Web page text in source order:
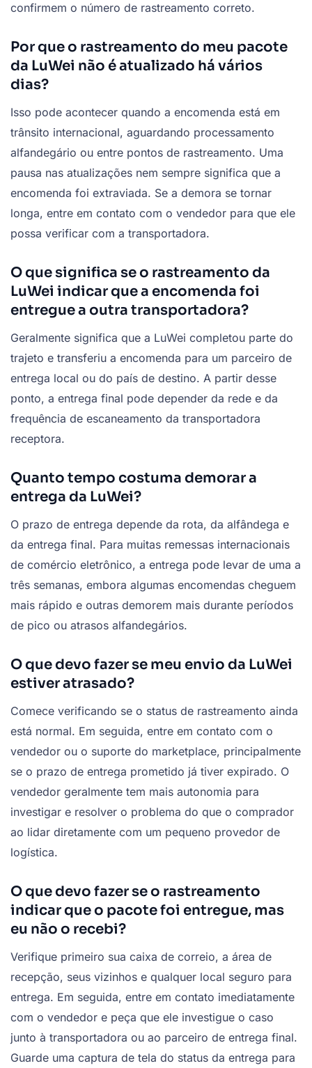
confirmem o número de rastreamento correto.
Por que o rastreamento do meu pacote
da LuWei não é atualizado há vários
dias?
Isso pode acontecer quando a encomenda está em
trânsito internacional, aguardando processamento
alfandegário ou entre pontos de rastreamento. Uma
pausa nas atualizações nem sempre significa que a
encomenda foi extraviada. Se a demora se tornar
longa, entre em contato com o vendedor para que ele
possa verificar com a transportadora.
O que significa se o rastreamento da
LuWei indicar que a encomenda foi
entregue a outra transportadora?
Geralmente significa que a LuWei completou parte do
trajeto e transferiu a encomenda para um parceiro de
entrega local ou do país de destino. A partir desse
ponto, a entrega final pode depender da rede e da
frequência de escaneamento da transportadora
receptora.
Quanto tempo costuma demorar a
entrega da LuWei?
O prazo de entrega depende da rota, da alfândega e
da entrega final. Para muitas remessas internacionais
de comércio eletrônico, a entrega pode levar de uma a
três semanas, embora algumas encomendas cheguem
mais rápido e outras demorem mais durante períodos
de pico ou atrasos alfandegários.
O que devo fazer se meu envio da LuWei
estiver atrasado?
Comece verificando se o status de rastreamento ainda
está normal. Em seguida, entre em contato com o
vendedor ou o suporte do marketplace, principalmente
se o prazo de entrega prometido já tiver expirado. O
vendedor geralmente tem mais autonomia para
investigar e resolver o problema do que o comprador
ao lidar diretamente com um pequeno provedor de
logística.
O que devo fazer se o rastreamento
indicar que o pacote foi entregue, mas
eu não o recebi?
Verifique primeiro sua caixa de correio, a área de
recepção, seus vizinhos e qualquer local seguro para
entrega. Em seguida, entre em contato imediatamente
com o vendedor e peça que ele investigue o caso
junto à transportadora ou ao parceiro de entrega final.
Guarde uma captura de tela do status da entrega para